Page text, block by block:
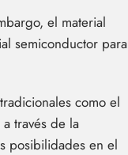
el material
semiconductor para
como el
través de la
posibilidades en el